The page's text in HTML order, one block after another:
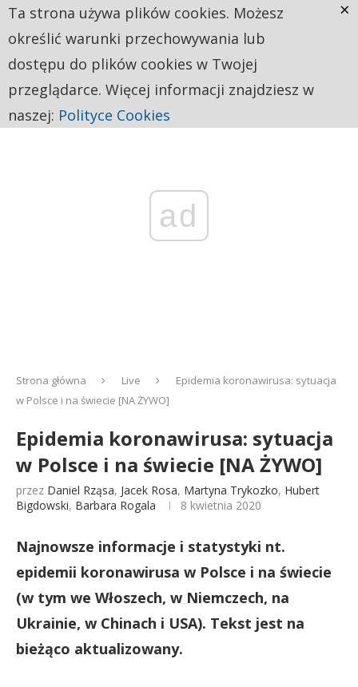
ad
Strona główna Live
Epidemia koronawirusa: sytuacja
w Polsce i na świecie [NA ŻYWO]
Epidemia koronawirusa: sytuacja
w Polsce i na świecie [NA ŻYWO]
przez Daniel Rząsa, Jacek Rosa, Martyna Trykozko, Hubert
Bigdowski, Barbara Rogala 8 kwietnia 2020
Najnowsze informacje i statystyki nt.
epidemii koronawirusa w Polsce i na świecie
(w tym we Włoszech, w Niemczech, na
Ukrainie, w Chinach i USA). Tekst jest na
bieżąco aktualizowany.
Ta strona używa plików cookies. Możesz
określić warunki przechowywania lub
dostępu do plików cookies w Twojej
przeglądarce. Więcej informacji znajdziesz w
naszej: Polityce Cookies
×